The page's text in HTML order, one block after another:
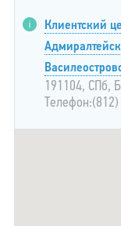
Клиентский
191104, СПб,